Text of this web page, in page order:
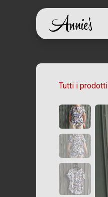
Passa al contenuto
Tutti i prodotti